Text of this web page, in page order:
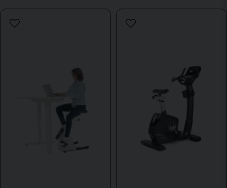
Kyllä, voitte julkaista kysymykseni.
Lähetä kysymys